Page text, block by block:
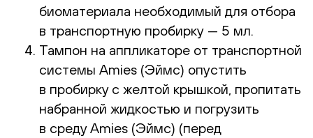
биоматериала необходимый для отбора
в транспортную пробирку — 5 мл.
Тампон на аппликаторе от транспортной
системы Amies (Эймс) опустить
в пробирку с желтой крышкой, пропитать
набранной жидкостью и погрузить
в среду Amies (Эймс) (перед